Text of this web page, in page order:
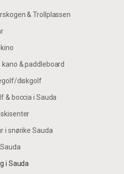
& Trollplassen
kano & paddleboard
diskgolf
& boccia i Sauda
i snørike Sauda
i Sauda